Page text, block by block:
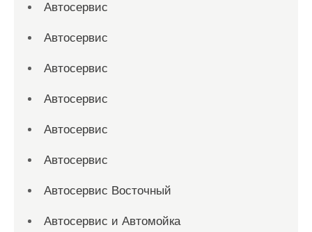
Автосервис
Автосервис
Автосервис
Автосервис
Автосервис
Автосервис
Автосервис Восточный
Автосервис и Автомойка